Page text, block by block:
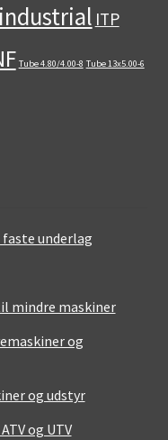
industrial ITP
Tube 4.80/4.00-8 Tube 13x5.00-6
faste underlag
mindre maskiner
og
og udstyr
og UTV